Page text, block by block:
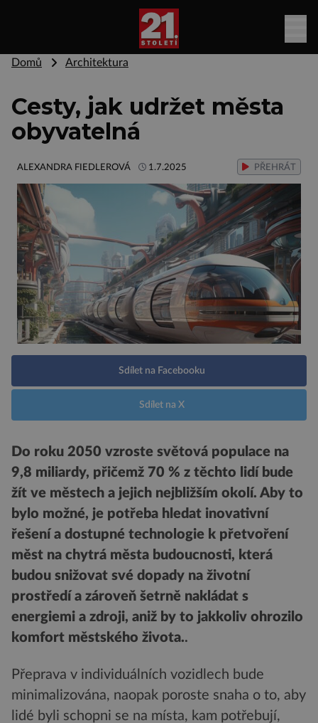
Domů Architektura
Cesty, jak udržet města
obyvatelná
ALEXANDRA FIEDLEROVÁ 1.7.2025 PŘEHRÁT
Sdílet na Facebooku
Sdílet na X
Do roku 2050 vzroste světová populace na
9,8 miliardy, přičemž 70 % z těchto lidí bude
žít ve městech a jejich nejbližším okolí. Aby to
bylo možné, je potřeba hledat inovativní
řešení a dostupné technologie k přetvoření
měst na chytrá města budoucnosti, která
budou snižovat své dopady na životní
prostředí a zároveň šetrně nakládat s
energiemi a zdroji, aniž by to jakkoliv ohrozilo
komfort městského života..
Přeprava v individuálních vozidlech bude
minimalizována, naopak poroste snaha o to, aby
lidé byli schopni se na místa, kam potřebují,